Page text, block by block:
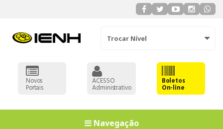
Trocar Nível
Novos
Portais
ACESSO
Administrativo
Boletos
On-line
Navegação